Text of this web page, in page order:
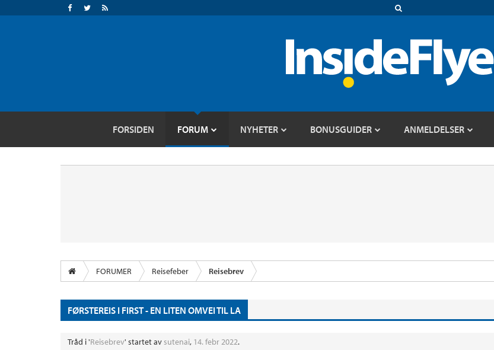
FORSIDEN FORUM NYHETER BONUSGUIDER ANMELDELSER
FORUMER Reisefeber Reisebrev
FØRSTEREIS I FIRST - EN LITEN OMVEI TIL LA
Tråd i 'Reisebrev' startet av sutenai, 14. febr 2022.